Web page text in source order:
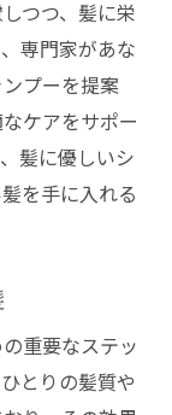
える美髪へ
リートメン
響
る変化
れる理由
トの特徴
守る美容院
つつ、髪に栄
専門家があな
プーを提案
ケアをサポー
髪に優しいシ
を手に入れる
重要なステッ
とりの髪質や